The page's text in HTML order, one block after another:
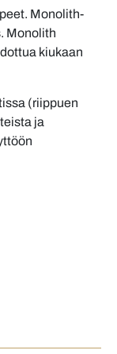
Monolith-
Monolith
kiukaan
(riippuen
ja